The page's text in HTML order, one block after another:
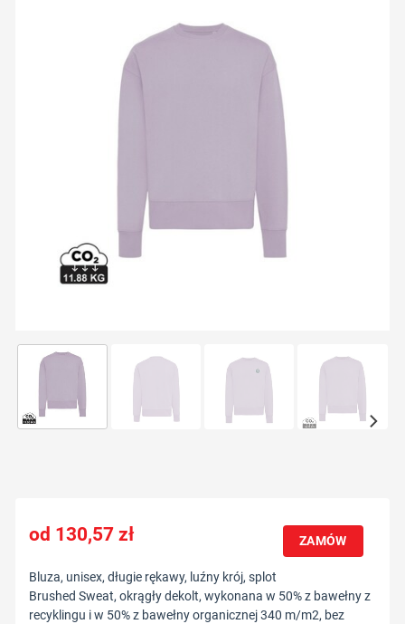
130,57zł ZAMÓW
Bluza, unisex, długie rękawy, luźny krój, splot
Brushed Sweat, okrągły dekolt, wykonana w 50% z bawełny z
recyklingu i w 50% z bawełny organicznej 340 m/m2, bez